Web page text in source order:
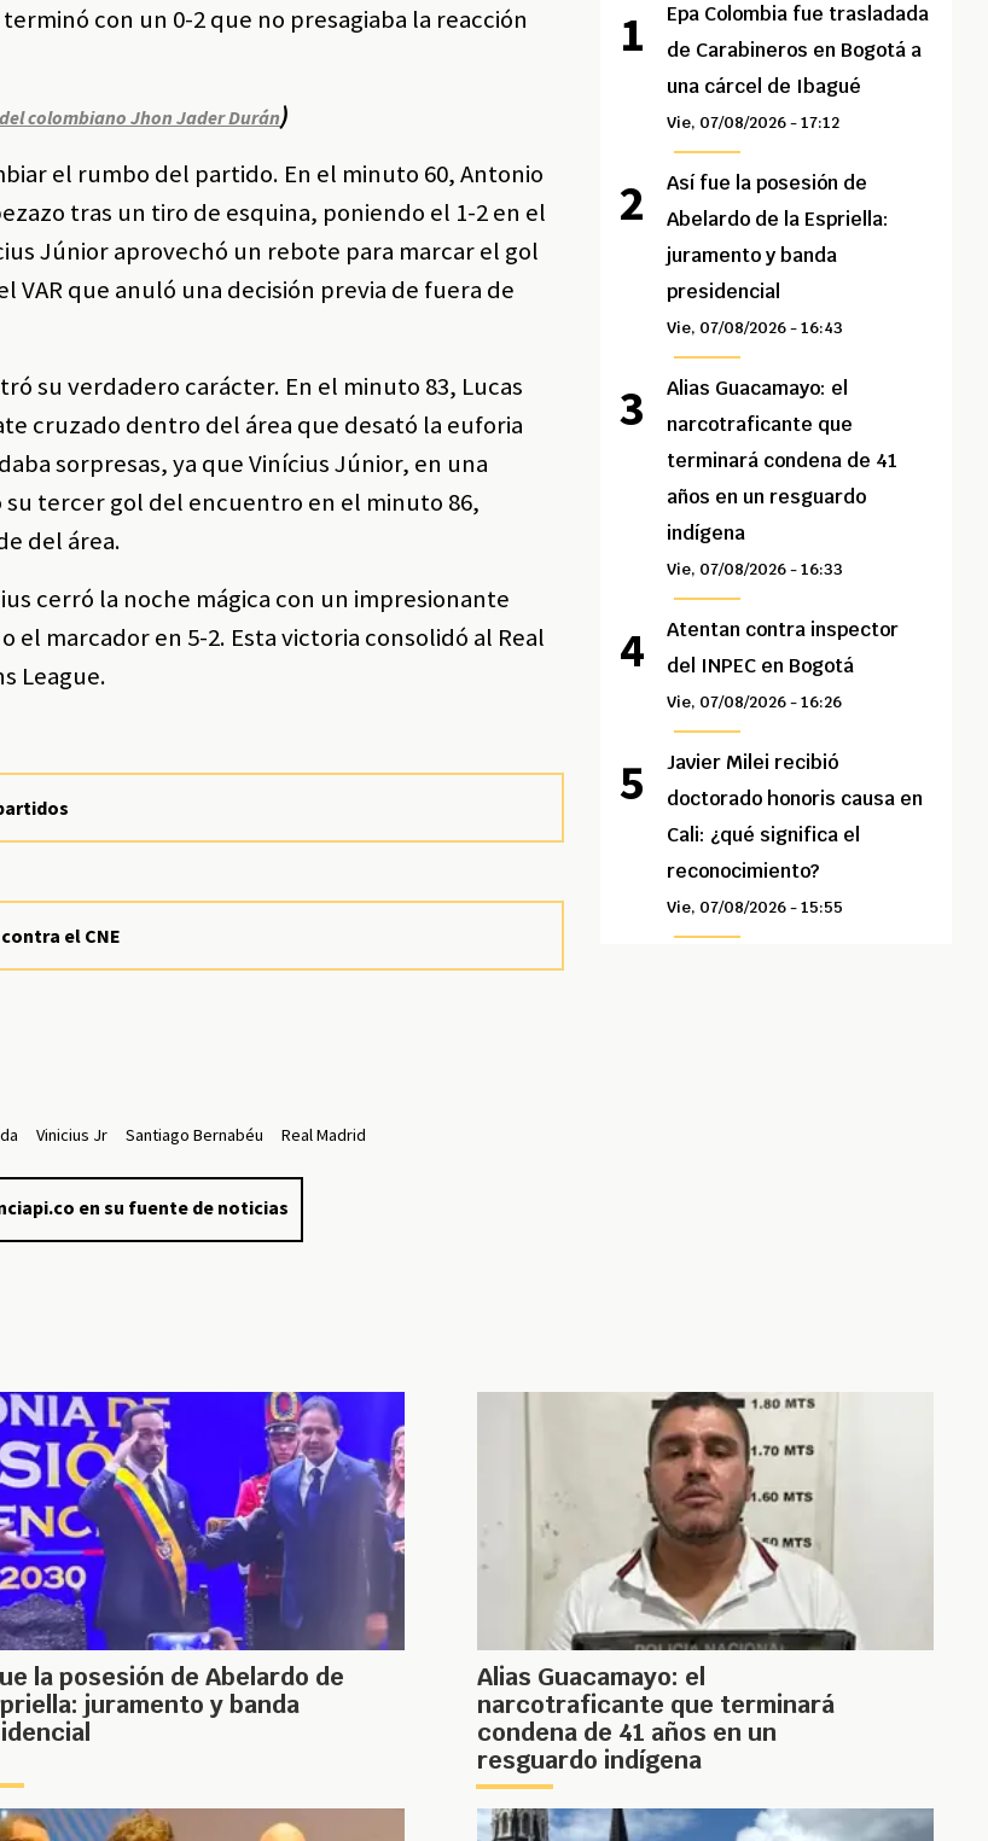
con un 0-2 que no presagiaba la reacción
colombiano Jhon Jader Durán)
el rumbo del partido. En el minuto 60, Antonio
tras un tiro de esquina, poniendo el 1-2 en el
Júnior aprovechó un rebote para marcar el gol
VAR que anuló una decisión previa de fuera de
su verdadero carácter. En el minuto 83, Lucas
cruzado dentro del área que desató la euforia
sorpresas, ya que Vinícius Júnior, en una
tercer gol del encuentro en el minuto 86,
del área.
cerró la noche mágica con un impresionante
marcador en 5-2. Esta victoria consolidó al Real
League.
el CNE
Vinicius Jr Santiago Bernabéu Real Madrid
en su fuente de noticias
Epa Colombia fue trasladada
de Carabineros en Bogotá a
una cárcel de Ibagué
Vie, 07/08/2026 - 17:12
Así fue la posesión de
Abelardo de la Espriella:
juramento y banda
presidencial
Vie, 07/08/2026 - 16:43
Alias Guacamayo: el
narcotraficante que
terminará condena de 41
años en un resguardo
indígena
Vie, 07/08/2026 - 16:33
Atentan contra inspector
del INPEC en Bogotá
Vie, 07/08/2026 - 16:26
Javier Milei recibió
doctorado honoris causa en
Cali: ¿qué significa el
reconocimiento?
Vie, 07/08/2026 - 15:55
la posesión de Abelardo de
juramento y banda
Alias Guacamayo: el
narcotraficante que terminará
condena de 41 años en un
resguardo indígena